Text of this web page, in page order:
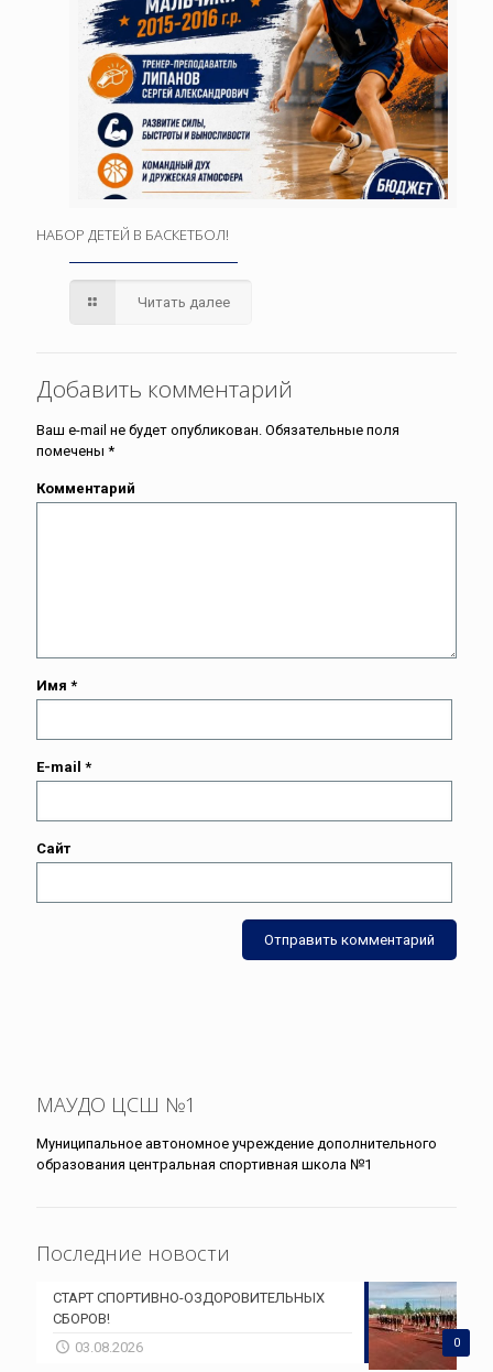
НАБОР ДЕТЕЙ В БАСКЕТБОЛ!
Читать далее
Добавить комментарий
Ваш e-mail не будет опубликован. Обязательные поля
помечены *
Комментарий
Имя *
E-mail *
Сайт
МАУДО ЦСШ №1
Муниципальное автономное учреждение дополнительного
образования центральная спортивная школа №1
Последние новости
0
СТАРТ СПОРТИВНО-ОЗДОРОВИТЕЛЬНЫХ
СБОРОВ!
03.08.2026